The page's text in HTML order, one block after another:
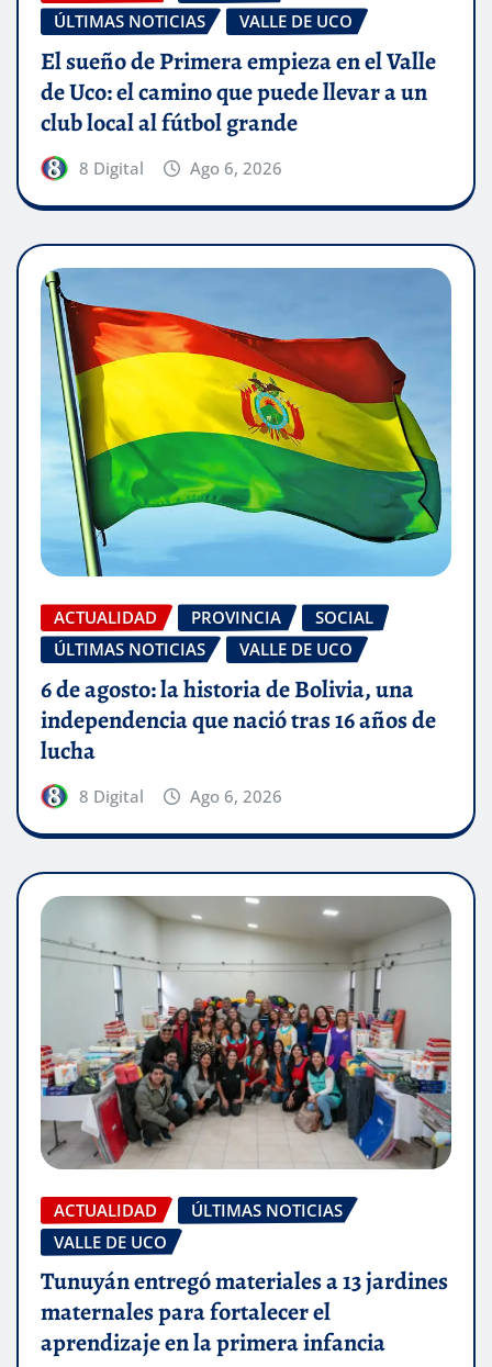
ÚLTIMAS NOTICIAS
VALLE DE UCO
El sueño de Primera empieza en el Valle
de Uco: el camino que puede llevar a un
club local al fútbol grande
8 Digital Ago 6, 2026
ACTUALIDAD PROVINCIA
SOCIAL
ÚLTIMAS NOTICIAS
VALLE DE UCO
6 de agosto: la historia de Bolivia, una
independencia que nació tras 16 años de
lucha
8 Digital Ago 6, 2026
ACTUALIDAD
ÚLTIMAS NOTICIAS
VALLE DE UCO
Tunuyán entregó materiales a 13 jardines
maternales para fortalecer el
aprendizaje en la primera infancia